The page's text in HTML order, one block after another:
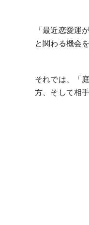
「最近恋愛運
と関わる機会
それでは、「
方、そして相